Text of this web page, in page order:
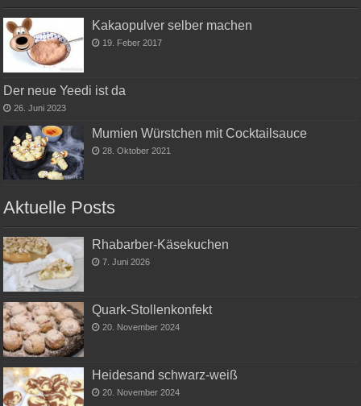
Kakaopulver selber machen
19. Feber 2017
Der neue Yeedi ist da
26. Juni 2023
Mumien Würstchen mit Cocktailsauce
28. Oktober 2021
Aktuelle Posts
Rhabarber-Käsekuchen
7. Juni 2026
Quark-Stollenkonfekt
20. November 2024
Heidesand schwarz-weiß
20. November 2024